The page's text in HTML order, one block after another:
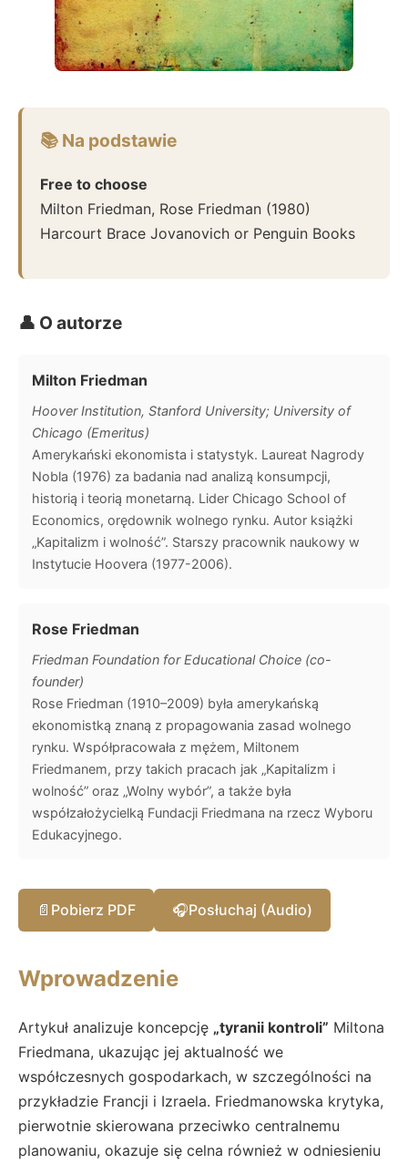
📚 Na podstawie
Free to choose
Milton Friedman, Rose Friedman (1980)
Harcourt Brace Jovanovich or Penguin Books
👤 O autorze
Milton Friedman
Hoover Institution, Stanford University; University of
Chicago (Emeritus)
Amerykański ekonomista i statystyk. Laureat Nagrody
Nobla (1976) za badania nad analizą konsumpcji,
historią i teorią monetarną. Lider Chicago School of
Economics, orędownik wolnego rynku. Autor książki
„Kapitalizm i wolność”. Starszy pracownik naukowy w
Instytucie Hoovera (1977-2006).
Rose Friedman
Friedman Foundation for Educational Choice (co-
founder)
Rose Friedman (1910–2009) była amerykańską
ekonomistką znaną z propagowania zasad wolnego
rynku. Współpracowała z mężem, Miltonem
Friedmanem, przy takich pracach jak „Kapitalizm i
wolność” oraz „Wolny wybór”, a także była
współzałożycielką Fundacji Friedmana na rzecz Wyboru
Edukacyjnego.
📄 Pobierz PDF 🎧Posłuchaj (Audio)
Wprowadzenie
Artykuł analizuje koncepcję „tyranii kontroli” Miltona
Friedmana, ukazując jej aktualność we
współczesnych gospodarkach, w szczególności na
przykładzie Francji i Izraela. Friedmanowska krytyka,
pierwotnie skierowana przeciwko centralnemu
planowaniu, okazuje się celna również w odniesieniu